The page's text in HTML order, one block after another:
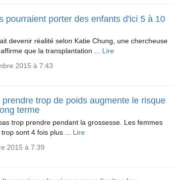
pourraient porter des enfants d'ici 5 à 10
devenir réalité selon Katie Chung, une chercheuse
que la transplantation ... Lire
2015 à 7:43
prendre trop de poids augmente le risque
terme
trop prendre pendant la grossesse. Les femmes
sont 4 fois plus ... Lire
2015 à 7:39